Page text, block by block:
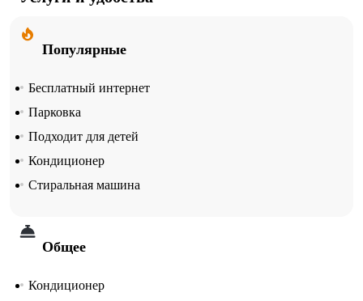
Популярные
Бесплатный интернет
Парковка
Подходит для детей
Кондиционер
Стиральная машина
Общее
Кондиционер